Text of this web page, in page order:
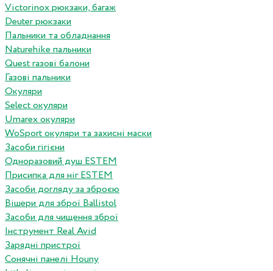
Victorinox рюкзаки, багаж
Deuter рюкзаки
Пальники та обладнання
Naturehike пальники
Quest газові балони
Газові пальники
Окуляри
Select окуляри
Umarex окуляри
WoSport окуляри та захисні маски
Засоби гігієни
Одноразовий душ ESTEM
Присипка для ніг ESTEM
Засоби догляду за зброєю
Вішери для зброї Ballistol
Засоби для чищення зброї
Інструмент Real Avid
Зарядні пристрої
Сонячні панелі Houny